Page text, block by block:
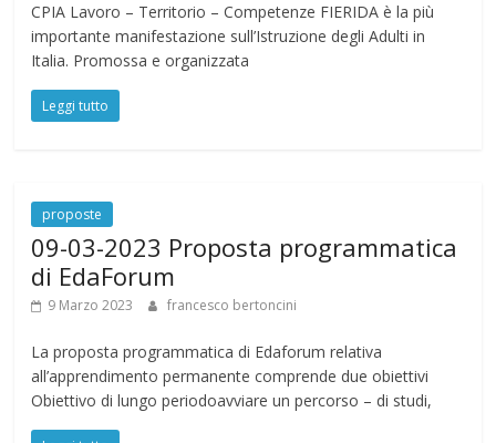
CPIA Lavoro – Territorio – Competenze FIERIDA è la più
importante manifestazione sull’Istruzione degli Adulti in
Italia. Promossa e organizzata
Leggi tutto
proposte
09-03-2023 Proposta programmatica
di EdaForum
9 Marzo 2023 francesco bertoncini
La proposta programmatica di Edaforum relativa
all’apprendimento permanente comprende due obiettivi
Obiettivo di lungo periodoavviare un percorso – di studi,